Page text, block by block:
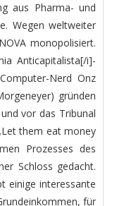
aus Pharma- und
Wegen weltweiter
monopolisiert.
Anticapitalista[/i]-
Nerd Onz
gründen
vor das Tribunal
them eat money
Prozesses des
Schloss gedacht.
einige interessante
für